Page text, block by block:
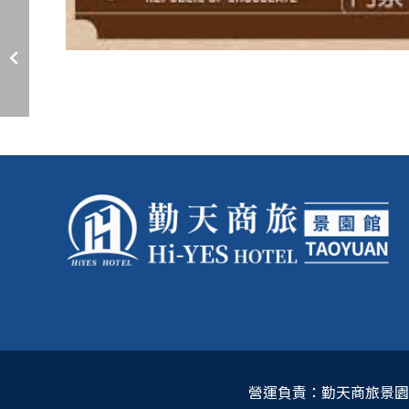
營運負責：勤天商旅景